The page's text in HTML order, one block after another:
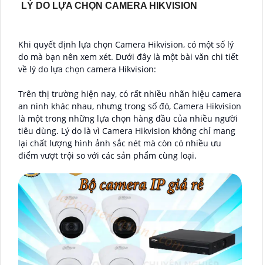
LÝ DO LỰA CHỌN CAMERA HIKVISION
Khi quyết định lựa chọn Camera Hikvision, có một số lý
do mà bạn nên xem xét. Dưới đây là một bài văn chi tiết
về lý do lựa chọn camera Hikvision:
Trên thị trường hiện nay, có rất nhiều nhãn hiệu camera
an ninh khác nhau, nhưng trong số đó, Camera Hikvision
là một trong những lựa chọn hàng đầu của nhiều người
tiêu dùng. Lý do là vì Camera Hikvision không chỉ mang
lại chất lượng hình ảnh sắc nét mà còn có nhiều ưu
điểm vượt trội so với các sản phẩm cùng loại.